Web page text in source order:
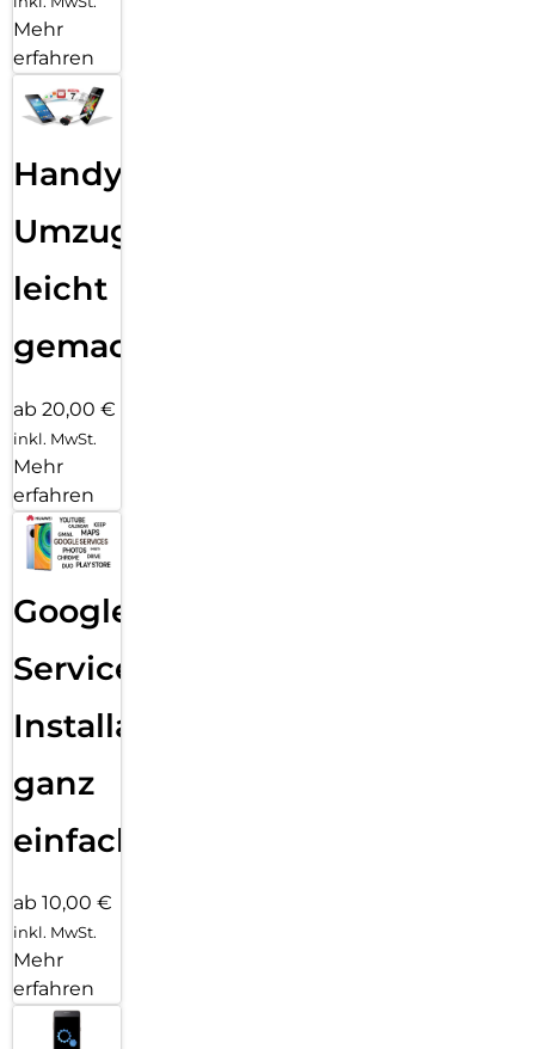
Mehr
erfahren
Handy
Umzug
leicht
gemacht!
ab 20,00 €
inkl. MwSt.
Mehr
erfahren
Google
Services
Installation
ganz
einfach
ab 10,00 €
inkl. MwSt.
Mehr
erfahren